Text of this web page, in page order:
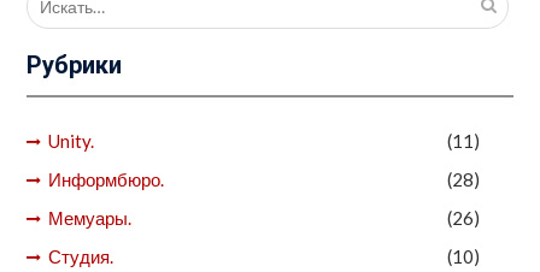
для:
Рубрики
Unity.
(11)
Информбюро.
(28)
Мемуары.
(26)
Студия.
(10)